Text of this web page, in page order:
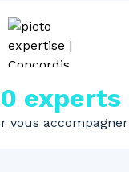
experts
vous accompagner